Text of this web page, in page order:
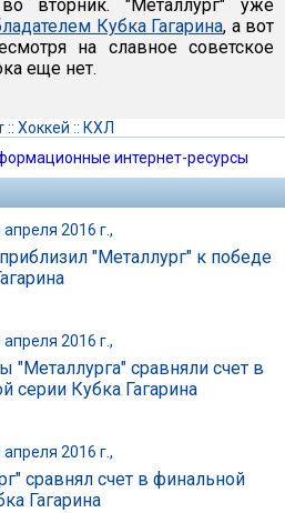
вторник. "Металлург" уже
Кубка Гагарина, а вот
на славное советское
еще нет.
:: Хоккей :: КХЛ
интернет-ресурсы
апреля 2016 г.,
"Металлург" к победе
апреля 2016 г.,
"Металлурга" сравняли счет в
серии Кубка Гагарина
апреля 2016 г.,
сравнял счет в финальной
Гагарина